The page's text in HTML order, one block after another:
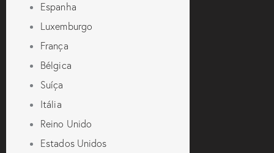
Espanha
Luxemburgo
França
Bélgica
Suíça
Itália
Reino Unido
Estados Unidos